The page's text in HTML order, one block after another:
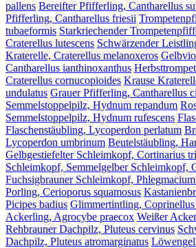
pallens Bereifter Pfifferling, Cantharellus
Pfifferling, Cantharellus friesii
tubaeformis Starkriechender
Craterellus lutescens Schwärzender
Kraterelle, Craterellus melanoxeros
Cantharellus ianthinoxanthus
Craterellus cornucopioides Krause
undulatus Grauer Pfifferling, Cantharellus
Semmelstoppelpilz, Hydnum repandum
Semmelstoppelpilz, Hydnum rufescens
Flaschenstäubling, Lycoperdon perlatum
Lycoperdon umbrinum Beutelstäubling,
Gelbgestiefelter Schleimkopf, Cortinarius
Schleimkopf, Semmelgelber Schleimkopf,
Fuchsigbrauner Schleimkopf,
Porling, Cerioporus squamosus
Picipes badius Glimmertintling, Coprinellus
Ackerling, Agrocybe praecox Weißer
Rehbrauner Dachpilz, Pluteus cervinus
Dachpilz, Pluteus atromarginatus